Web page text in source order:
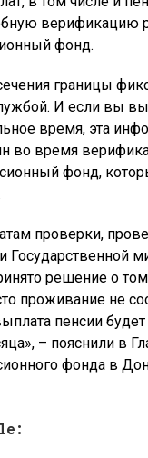
верификацию
фонд.
границы
И если вы
время, эта
во время
фонд,
проверки,
Государственной
решение о
проживание не
пенсии
– пояснили в
фонда в